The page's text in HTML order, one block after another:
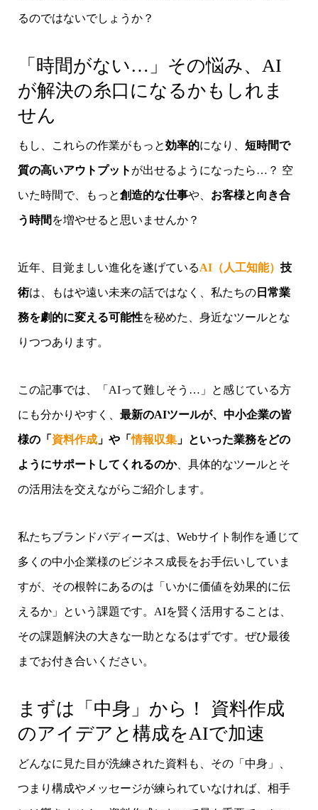
るのではないでしょうか？
「時間がない…」その悩み、AI
が解決の糸口になるかもしれま
せん
もし、これらの作業がもっと効率的になり、 短時間で
質の高いアウトプット が出せるようになったら…？ 空
いた時間で、もっと創造的な仕事や、 お客様と向き合
う時間 を増やせると思いませんか？
近年、目覚ましい進化を遂げているAI（人工知能） 技
術は、もはや遠い未来の話ではなく、私たちの日常業
務を劇的に変える可能性を秘めた、身近なツールとな
りつつあります。
この記事では、「AIって難しそう…」と感じている方
にも分かりやすく、 最新のAIツールが、中小企業の皆
様の「 資料作成」や「情報収集」といった業務をどの
ようにサポートしてくれるのか、具体的なツールとそ
の活用法を交えながらご紹介します。
私たちブランドバディーズは、Webサイト制作を通じて
多くの中小企業様のビジネス成長をお手伝いしていま
すが、その根幹にあるのは「いかに価値を効果的に伝
えるか」という課題です。AIを賢く活用することは、
その課題解決の大きな一助となるはずです。ぜひ最後
までお付き合いください。
まずは「中身」から！ 資料作成
のアイデアと構成をAIで加速
どんなに見た目が洗練された資料も、その「中身」、
つまり構成やメッセージが練られていなければ、相手